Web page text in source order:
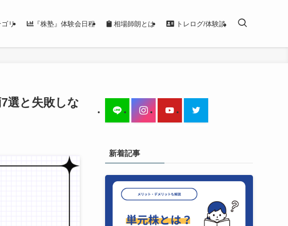
ゴリ 『株塾』体験会日程 相場師朗とは トレログ/体験談
選と失敗しな
新着記事